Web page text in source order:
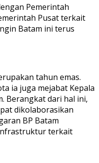
Pemerintah
Pusat terkait
Batam ini terus
tahun emas.
ia juga mejabat Kepala
Berangkat dari hal ini,
dikolaborasikan
BP Batam
terkait